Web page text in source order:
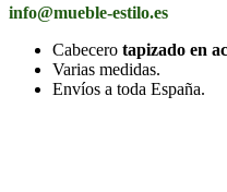
info@mueble-estilo.es
Cabecero tapizado en
Varias medidas.
Envíos a toda España.